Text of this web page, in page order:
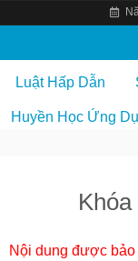
k
Luật Hấp Dẫn
Huyền Học Ứng
Nội dung được bảo